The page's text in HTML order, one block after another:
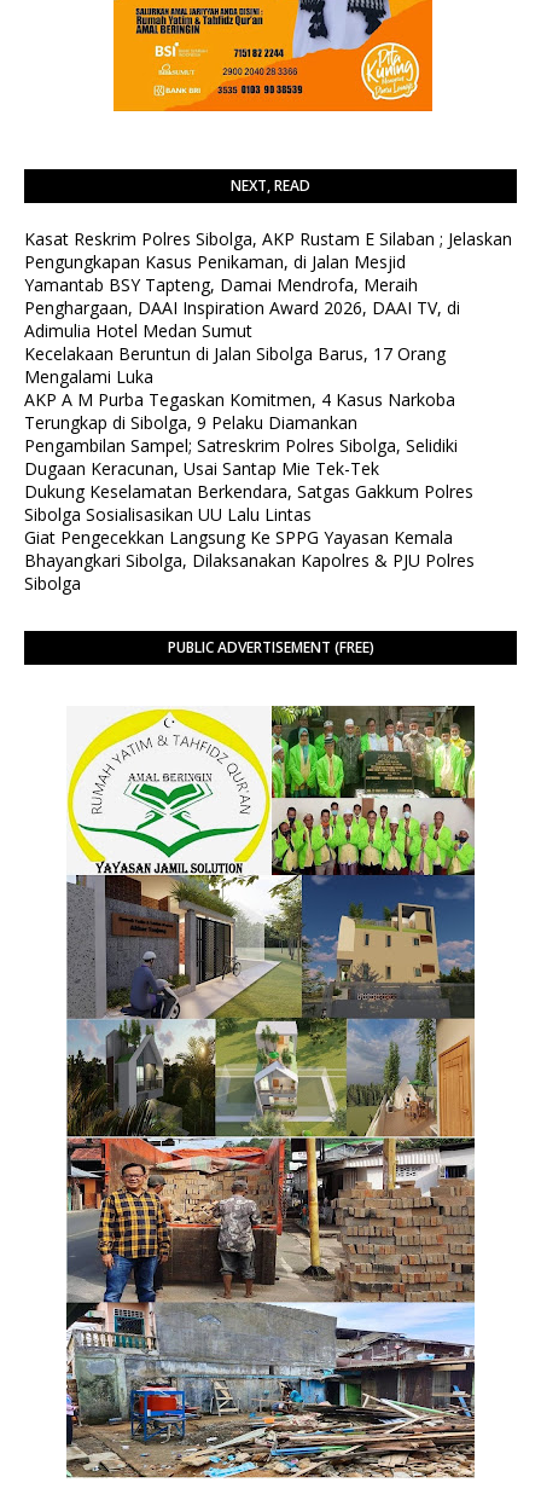
NEXT, READ
Kasat Reskrim Polres Sibolga, AKP Rustam E Silaban ; Jelaskan
Pengungkapan Kasus Penikaman, di Jalan Mesjid
Yamantab BSY Tapteng, Damai Mendrofa, Meraih
Penghargaan, DAAI Inspiration Award 2026, DAAI TV, di
Adimulia Hotel Medan Sumut
Kecelakaan Beruntun di Jalan Sibolga Barus, 17 Orang
Mengalami Luka
AKP A M Purba Tegaskan Komitmen, 4 Kasus Narkoba
Terungkap di Sibolga, 9 Pelaku Diamankan
Pengambilan Sampel; Satreskrim Polres Sibolga, Selidiki
Dugaan Keracunan, Usai Santap Mie Tek-Tek
Dukung Keselamatan Berkendara, Satgas Gakkum Polres
Sibolga Sosialisasikan UU Lalu Lintas
Giat Pengecekkan Langsung Ke SPPG Yayasan Kemala
Bhayangkari Sibolga, Dilaksanakan Kapolres & PJU Polres
Sibolga
PUBLIC ADVERTISEMENT (FREE)